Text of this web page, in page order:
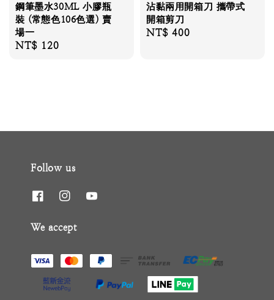
鋼筆墨水30ML 小膠瓶
裝 (常態色106色選) 賣
場一
Regular
NT$ 120
沾黏兩用開箱刀 攜帶式
開箱剪刀
Regular
NT$ 400
Follow us
We accept